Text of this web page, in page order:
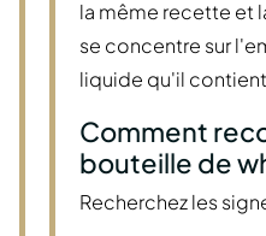
la même recette et
se concentre sur
liquide qu'il
Comment
bouteille de
Recherchez les